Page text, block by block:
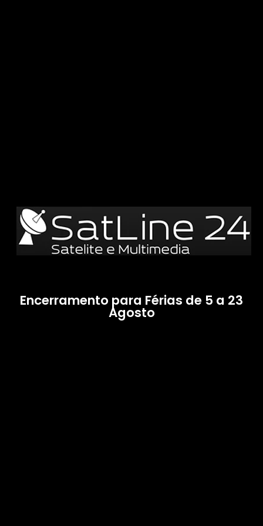
Encerramento para Férias de 5 a 23
Agosto